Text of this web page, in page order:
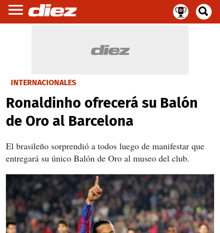
INTERNACIONALES
Ronaldinho ofrecerá su Balón
de Oro al Barcelona
El brasileño sorprendió a todos luego de manifestar que
entregará su único Balón de Oro al museo del club.